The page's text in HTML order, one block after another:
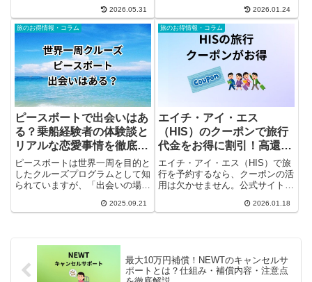
泉宿・リゾートホテルが対象で
す。先着限定なので、お得に癒や
しの旅へ出かけたい方は今すぐチ
ェックしてみてくださいね！
2026.05.31
張で時間が限られていると、スー
ツケースを抱えての移動は想像以
上に負担になります。そんな悩み
を解消してくれるのが、JALが...
2026.01.24
旅のお得情報・コラム
ピースボートで出会いはあ
る？乗船経験者の体験談と
リアルな恋愛事情を徹底解
説
ピースボートは世界一周を目的と
したクルーズプログラムとして知
られていますが、「出会いの場」
事では、実際に乗船した経験者の
2025.09.21
旅のお得情報・コラム
エイチ・アイ・エス
（HIS）のクーポンで旅行
代金をお得に割引！高還
元・高割引率クーポンを徹
底紹介
エイチ・アイ・エス（HIS）で旅
行を予約するなら、クーポンの活
用は欠かせません。公式サイトや
手先を知っているだけで旅行代金
2026.01.18
最大10万円補償！NEWTのキャンセルサ
ポートとは？仕組み・補償内容・注意点